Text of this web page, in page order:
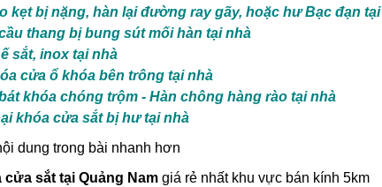
kẹt bị nặng, hàn lại đường ray gãy, hoặc hư Bạc đạn
thang bị bung sút mối hàn tại nhà
sắt, inox tại nhà
cửa ổ khóa bên trông tại nhà
khóa chóng trộm - Hàn chông hàng rào tại nhà
khóa cửa sắt bị hư tại nhà
dung trong bài nhanh hơn
cửa sắt tại Quảng Namgiá rẻ nhất khu vực bán kính 5km